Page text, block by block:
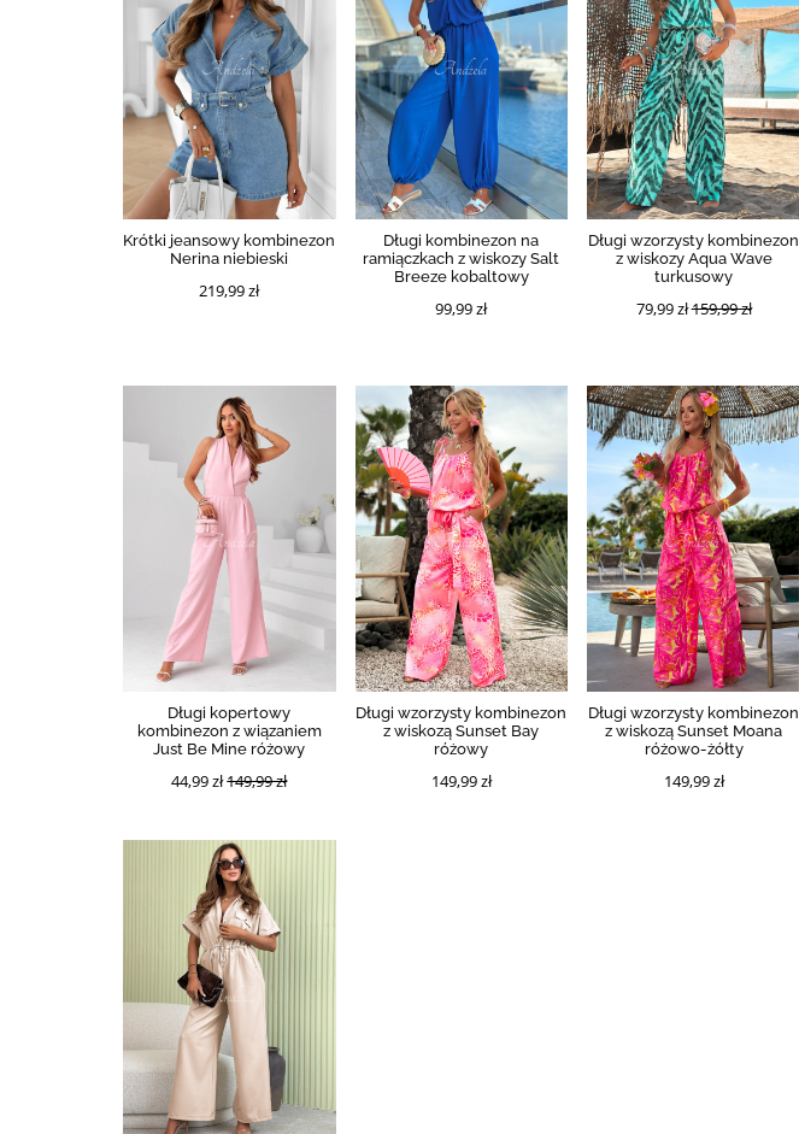
Krótki jeansowy kombinezon
Nerina niebieski
219,99 zł
Długi kombinezon na
ramiączkach z wiskozy Salt
Breeze kobaltowy
99,99 zł
Długi wzorzysty kombinezon
z wiskozy Aqua Wave
turkusowy
79,99 zł159,99 zł
Długi kopertowy
kombinezon z wiązaniem
Just Be Mine różowy
44,99 zł149,99 zł
Długi wzorzysty kombinezon
z wiskozą Sunset Bay
różowy
149,99 zł
Długi wzorzysty kombinezon
z wiskozą Sunset Moana
różowo-żółty
149,99 zł